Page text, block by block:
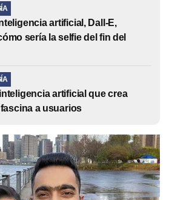
artificial, Dall-E,
sería la selfie del fin del
artificial que crea
a usuarios